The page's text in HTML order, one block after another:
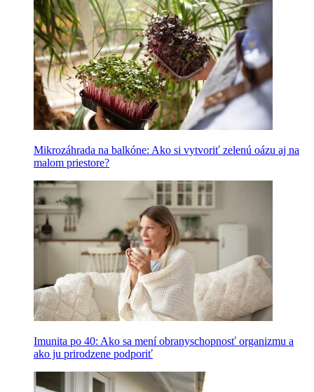
Mikrozáhrada na balkóne: Ako si vytvoriť zelenú oázu aj na
malom priestore?
Imunita po 40: Ako sa mení obranyschopnosť organizmu a
ako ju prirodzene podporiť